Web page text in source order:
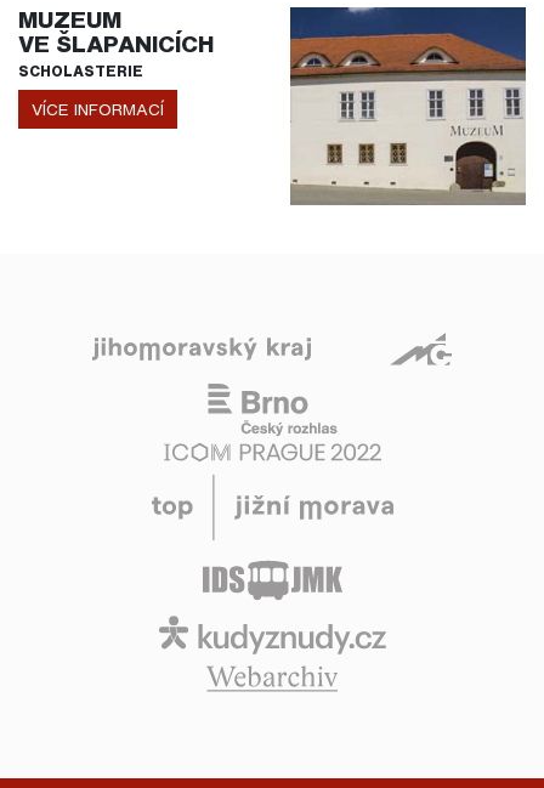
MUZEUM
VE ŠLAPANICÍCH
SCHOLASTERIE
VÍCE INFORMACÍ